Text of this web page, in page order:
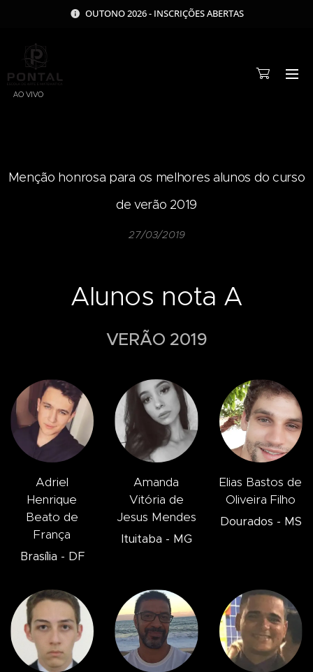
OUTONO 2026 - INSCRIÇÕES ABERTAS
AO VIVO
Menção honrosa para os melhores alunos do curso
de verão 2019
27/03/2019
Alunos nota A
VERÃO 2019
Adriel
Henrique
Beato de
França
Brasília - DF
Amanda
Vitória de
Jesus Mendes
Ituitaba - MG
Elias Bastos de
Oliveira Filho
Dourados - MS